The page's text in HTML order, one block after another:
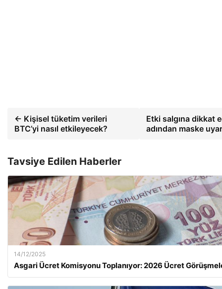
← Kişisel tüketim verileri
BTC’yi nasıl etkileyecek?
Etki salgına dikkat
adından maske
Tavsiye Edilen Haberler
14/12/2025
Asgari Ücret Komisyonu Toplanıyor: 2026 Ücret